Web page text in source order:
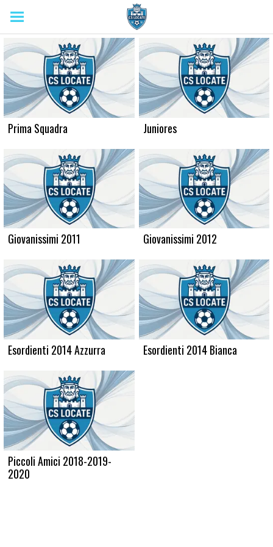
Prima Squadra Juniores
Giovanissimi 2011 Giovanissimi 2012
Esordienti 2014 Azzurra Esordienti 2014 Bianca
Piccoli Amici 2018-2019-
2020